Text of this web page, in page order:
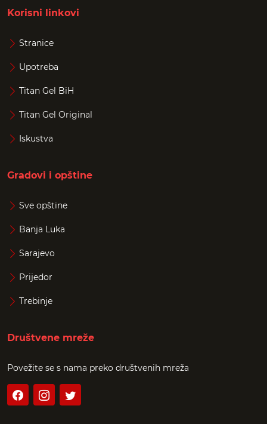
Korisni linkovi
Stranice
Upotreba
Titan Gel BiH
Titan Gel Original
Iskustva
Gradovi i opštine
Sve opštine
Banja Luka
Sarajevo
Prijedor
Trebinje
Društvene mreže
Povežite se s nama preko društvenih mreža